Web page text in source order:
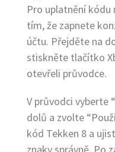
Pro uplatnění kódu
tím, že zapnete
účtu. Přejděte na
stiskněte tlačítko
otevřeli průvodce.
V průvodci vyberte
dolů a zvolte
kód Tekken 8 a